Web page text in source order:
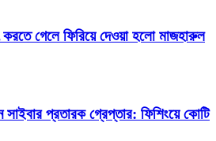
করতে গেলে ফিরিয়ে দেওয়া হলো মাজহারুল
সাইবার প্রতারক গ্রেপ্তার: ফিশিংয়ে কোটি